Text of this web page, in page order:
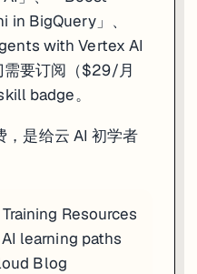
BigQuery」、
with Vertex AI
要订阅（$29/月
badge。
，是给云 AI 初学者
Resources
learning paths
Blog